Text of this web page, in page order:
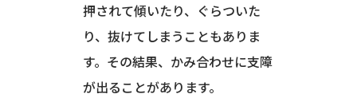
押されて傾いたり、ぐらついた
り、抜けてしまうこともありま
す。その結果、かみ合わせに支障
が出ることがあります。